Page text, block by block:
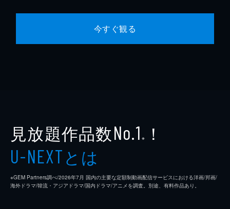
今すぐ観る
見放題作品数No.1 ※ ！
U-NEXTとは
※GEM Partners調べ/2026年7⽉ 国内の主要な定額制動画配信サービスにおける洋画/邦画/
海外ドラマ/韓流・アジアドラマ/国内ドラマ/アニメを調査。別途、有料作品あり。